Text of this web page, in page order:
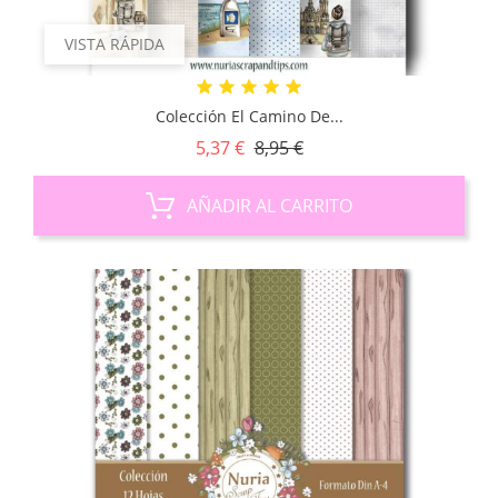
VISTA RÁPIDA
Colección El Camino De...
5,37 € Precio
8,95 €Precio
AÑADIR AL CARRITO